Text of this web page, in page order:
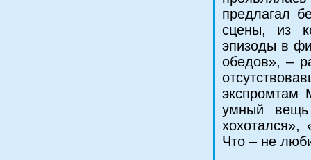
предлагал
сцены, из
эпизоды в
обедов», –
экспромтам
умный
Что – не